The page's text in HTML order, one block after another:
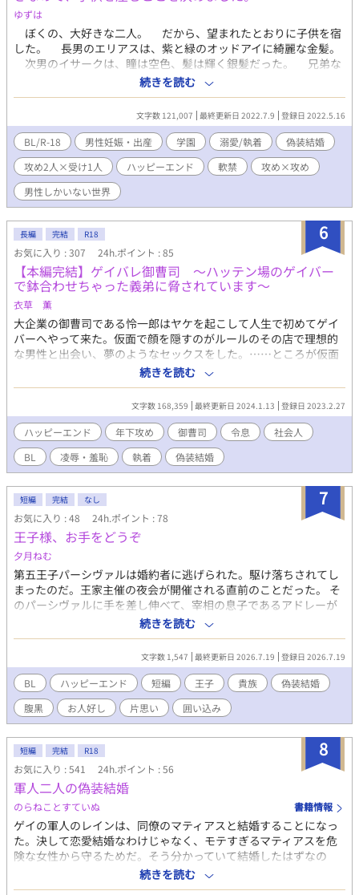
ゆずは
ぼくの、大好きな二人。 だから、望まれたとおりに子供を宿
した。 長男のエリアスは、紫と緑のオッドアイに綺麗な金髪。
次男のイサークは、瞳は空色、髪は輝く銀髪だった。 兄弟な
のに全然色が違って、でも、すごく可愛らしい。 ぼくは相変わ
らずの生活だけれど、どんなことも許せてしまう大好きな二人
と、可愛い息子たちに囲まれて、とてもとても幸せな時を過ごし
たんだ。 これは、そんなぼくが、幸せな時を過ごすまでの物
語。 物語の終わりは、「めでたし、めでたし」。 ハッピーエ
ンドに辿り着くまでの、ぼくの物語。 ＊R18表現は予告なく入り
ます。 ＊7/9完結しました。今後、番外編を更新するかもです。
続きを読む
文字数 121,007 最終更新日 2022.7.9 登録日 2022.5.16
BL/R-18 男性妊娠・出産 学園 溺愛/執着
偽装結婚
攻め2人×受け1人
ハッピーエンド 軟禁
攻め×攻め
男性しかいない世界
6
長編 完結 R18
お気に入り : 307 24h.ポイント : 85
【本編完結】ゲイバレ御曹司 ～ハッテン場のゲイバー
で鉢合わせちゃった義弟に脅されています～
衣草 薫
大企業の御曹司である怜一郎はヤケを起こして人生で初めてゲイ
バーへやって来た。仮面で顔を隠すのがルールのその店で理想的
な男性と出会い、夢のようなセックスをした。……ところが仮面
を外すとその男は妹の婿の龍之介であった。 親の会社の跡取りの
座を巡りライバル関係にある義弟の龍之介に「ハッテン場にいた
ことを両親にバラされたくなければ……」と脅迫され……！？ セ
ックスシーンありの話には「※」 ハレンチなシーンありの話には
「☆」をつけてあります。
続きを読む
文字数 168,359 最終更新日 2024.1.13 登録日 2023.2.27
ハッピーエンド 年下攻め 御曹司 令息
社会人
BL
凌辱・羞恥 執着 偽装結婚
7
短編 完結 なし
お気に入り : 48 24h.ポイント : 78
王子様、お手をどうぞ
夕月ねむ
第五王子パーシヴァルは婚約者に逃げられた。駆け落ちされてし
まったのだ。王家主催の夜会が開催される直前のことだった。 そ
のパーシヴァルに手を差し伸べて、宰相の息子であるアドレーが
言う。 「よろしければ、私と踊りませんか？」 ※前半パーシヴァ
ル視点、後半アドレ―視点 ※他サイトにも投稿しています。
続きを読む
文字数 1,547 最終更新日 2026.7.19 登録日 2026.7.19
BL ハッピーエンド 短編 王子 貴族
偽装結婚
腹黒
お人好し 片思い 囲い込み
8
短編 完結 R18
お気に入り : 541 24h.ポイント : 56
軍人二人の偽装結婚
のらねことすていぬ 書籍情報
ゲイの軍人のレインは、同僚のマティアスと結婚することになっ
た。決して恋愛結婚なわけじゃなく、モテすぎるマティアスを危
険な女性から守るためだ。そう分かっていて結婚したはずなの
に、彼の行動に振り回されて……。 無表情エリート軍人×流され
軍人
続きを読む